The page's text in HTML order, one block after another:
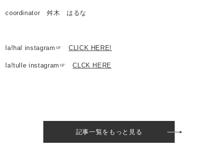
coordinator 舛木 はるな
la!hal instagram☞ CLICK HERE!
la!tulle instagram☞CLCK HERE
記事一覧をもっと見る